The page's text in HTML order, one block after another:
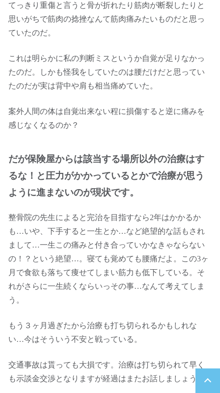
てっきり重傷と言うと骨が折れたり筋肉が断裂したりと
思いがちで筋肉の捻挫なんて筋肉痛みたいものだと思っ
ていたのだ。
これは明らかに私の判断ミスというか自覚が足りなかっ
たのだ。しかも怪我をしていたのは腰だけだと思ってい
たのだが実は背中や肩も相当痛めていた。
案外人間の体は自覚出来ない程に損傷すると逆に痛みを
感じなくなるのか？
だが保険屋からは該当する場所以外の治療はす
るな！と圧力がかかっているとかで治療が思う
ように進まないのが現状です。
整骨院の先生によると完治を目指すなら2年はかかるか
も…いや、下手すると一生とか…など絶望的な話もされ
まして…一生この痛みと付き合っていかなきゃならない
の！？という絶望…。寝ても覚めても腰痛だよ。この3ヶ
月で食欲も落ちて痩せてしまい筋力も低下している。そ
れがさらに一生続くならいっその事…なんて考えてしま
う。
もう３ヶ月過ぎたから治療も打ち切られるかもしれな
い…今はそういう不安と戦っている。
交通事故は貰っても大損です。治療は打ち切られて早く
も示談金交渉となりますが経過はまたお話しましょう。